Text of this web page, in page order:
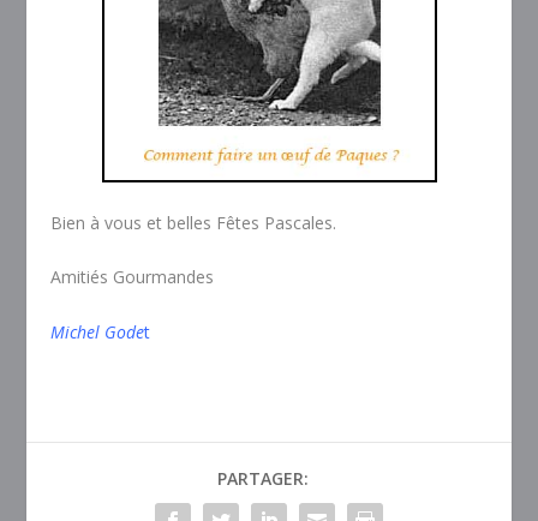
Bien à vous et belles Fêtes Pascales.
Amitiés Gourmandes
Michel Godet
PARTAGER: